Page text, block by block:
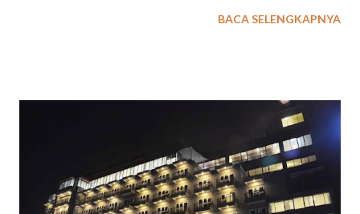
Bandung; bahkan banyak yang belum tergali. Untuk kegiatan
agrowisata berbasi pengembangan masyarakat. OUTBOUND
DI WISATA KAMPUNG KAKTUS Salah satu tempat wisata
outbound kemasan berbeda, saat ini sedang dikembangkan
berupa Wisata Outbound Kampung Kaktus Lembang.
Kegiatan outbound berupa Eko Wisata dan Agro Wisata di
BACA SELENGKAPNYA